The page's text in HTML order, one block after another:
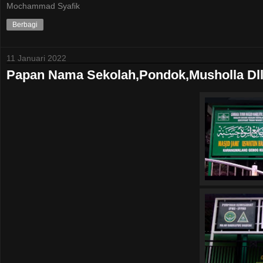
Mochammad Syafik
Berbagi
11 Januari 2022
Papan Nama Sekolah,Pondok,Musholla